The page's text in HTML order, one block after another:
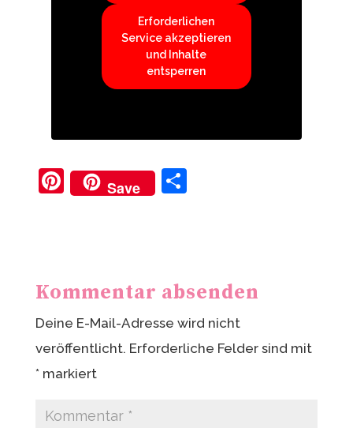
Erforderlichen
Service akzeptieren
und Inhalte
entsperren
Pi
nt
st
Save
T
Kommentar absenden
Deine E-Mail-Adresse wird nicht
veröffentlicht. Erforderliche Felder sind mit
*markiert